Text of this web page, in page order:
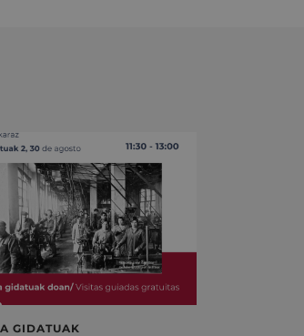
GIDATUAK